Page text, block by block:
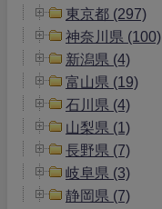
東京都 (297)
神奈川県 (100)
新潟県 (4)
富山県 (19)
石川県 (4)
山梨県 (1)
長野県 (7)
岐阜県 (3)
静岡県 (7)